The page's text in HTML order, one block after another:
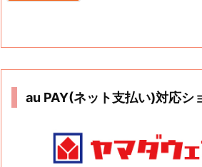
au PAY(ネット支払い)対応シ